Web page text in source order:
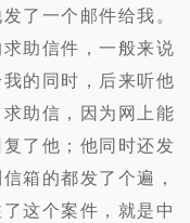
了一个邮件给我。
助信件，一般来说
的同时，后来听他
助信，因为网上能
了他；他同时还发
箱的都发了个遍，
这个案件，就是中